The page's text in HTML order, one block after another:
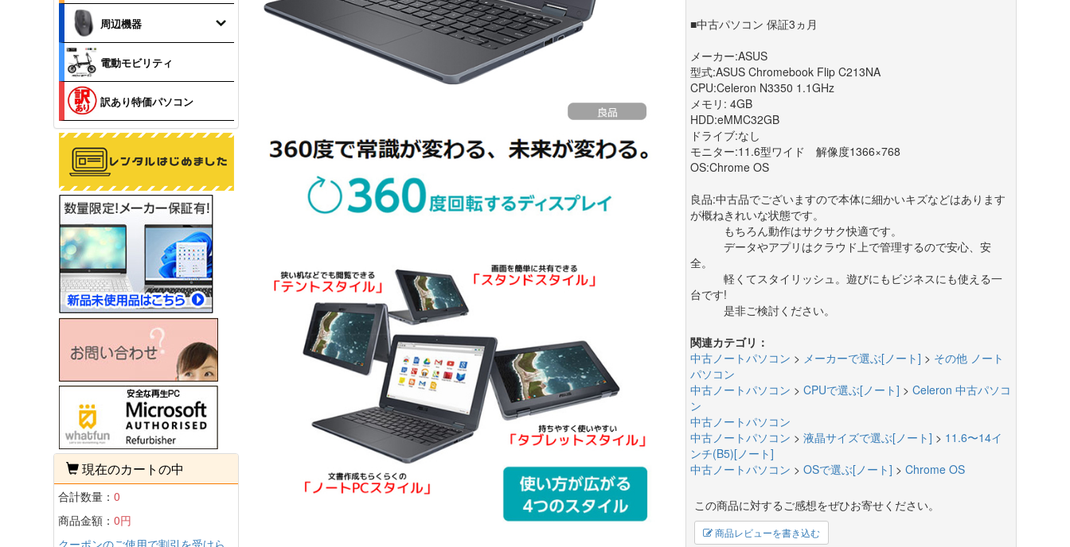
■中古パソコン 保証3ヵ月
メーカー:ASUS
型式:ASUS Chromebook Flip C213NA
CPU:Celeron N3350 1.1GHz
メモリ: 4GB
HDD:eMMC32GB
ドライブ:なし
モニター:11.6型ワイド 解像度1366×768
OS:Chrome OS
良品:中古品でございますので本体に細かいキズなどはあります
が概ねきれいな状態です。
もちろん動作はサクサク快適です。
データやアプリはクラウド上で管理するので安心、安
全。
軽くてスタイリッシュ。遊びにもビジネスにも使える一
台です!
是非ご検討ください。
関連カテゴリ：
中古ノートパソコン > メーカーで選ぶ[ノート] > その他 ノート
パソコン
中古ノートパソコン > CPUで選ぶ[ノート] > Celeron 中古パソコ
ン
中古ノートパソコン
中古ノートパソコン > 液晶サイズで選ぶ[ノート] > 11.6〜14イ
ンチ(B5)[ノート]
中古ノートパソコン > OSで選ぶ[ノート] > Chrome OS
この商品に対するご感想をぜひお寄せください。
商品レビューを書き込む
周辺機器
電動モビリティ
訳あり特価パソコン
現在のカートの中
合計数量： 0
商品金額： 0円